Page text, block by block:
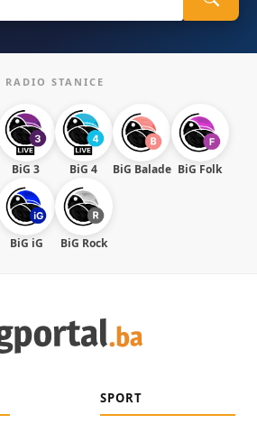
RADIO STANICE
BiG 3 BiG 4 BiG Balade BiG Folk
BiG iG BiG Rock
SPORT